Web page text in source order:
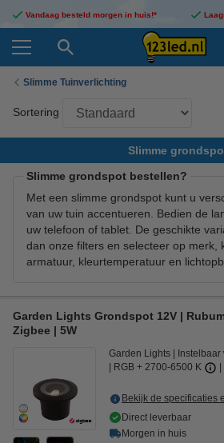
Vandaag besteld morgen in huis!*
Slimme Tuinverlichting
Sortering
Slimme
Slimme grondspot bestellen?
Met een slimme grondspot kunt u
van uw tuin accentueren. Bedien de
uw telefoon of tablet. De geschikte
dan onze filters en selecteer op merk,
armatuur, kleurtemperatuur en
Garden Lights Grondspot 12V |
Zigbee | 5W
Garden Lights
Instelbaar
RGB + 2700-6500 K
Bekijk de specificaties
Direct leverbaar
Morgen in huis